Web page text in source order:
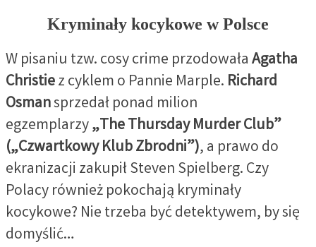
Kryminały kocykowe w Polsce
W pisaniu tzw. cosy crime przodowałaAgatha
Christiez cyklem o Pannie Marple. Richard
Osmansprzedał ponad milion
egzemplarzy„The Thursday Murder Club”
(„Czwartkowy Klub Zbrodni”), a prawo do
ekranizacji zakupił Steven Spielberg. Czy
Polacy również pokochają kryminały
kocykowe? Nie trzeba być detektywem, by się
domyślić…